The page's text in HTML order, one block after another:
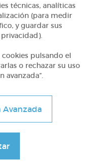
7 años)
técnicas, analíticas
(para medir
y guardar sus
pulsando el
o rechazar su uso
avanzada”.